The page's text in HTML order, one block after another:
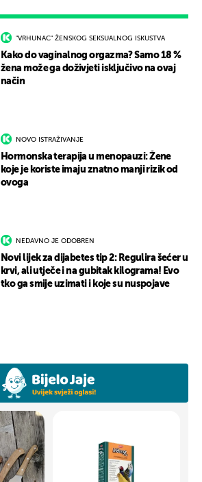
"VRHUNAC" ŽENSKOG SEKSUALNOG ISKUSTVA
Kako do vaginalnog orgazma? Samo 18 %
žena može ga doživjeti isključivo na ovaj
način
NOVO ISTRAŽIVANJE
Hormonska terapija u menopauzi: Žene
koje je koriste imaju znatno manji rizik od
ovoga
NEDAVNO JE ODOBREN
Novi lijek za dijabetes tip 2: Regulira šećer u
krvi, ali utječe i na gubitak kilograma! Evo
tko ga smije uzimati i koje su nuspojave